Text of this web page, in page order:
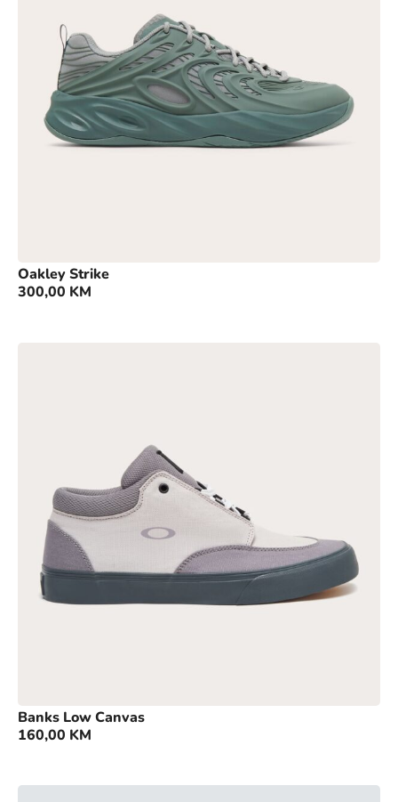
Oakley Strike
300,00 KM
Banks Low Canvas
160,00 KM